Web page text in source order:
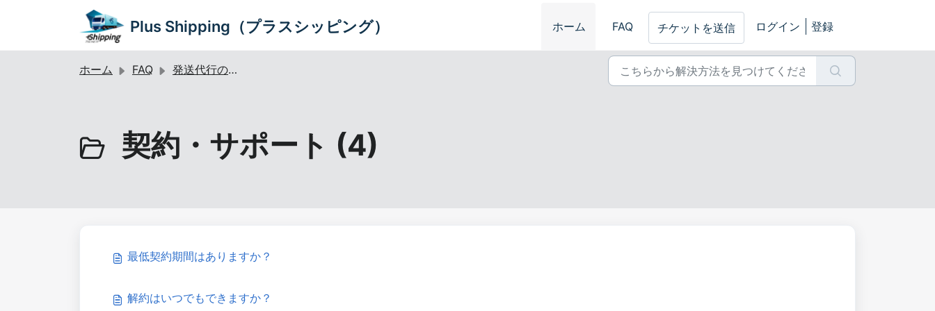
メインコンテンツに移動
Plus Shipping（プラスシッピング） ホーム FAQ チケットを送信 ログイン 登録
ホーム FAQ 発送代行のご利用・お申し込みについて
契約・サポート (4)
最低契約期間はありますか？
解約はいつでもできますか？